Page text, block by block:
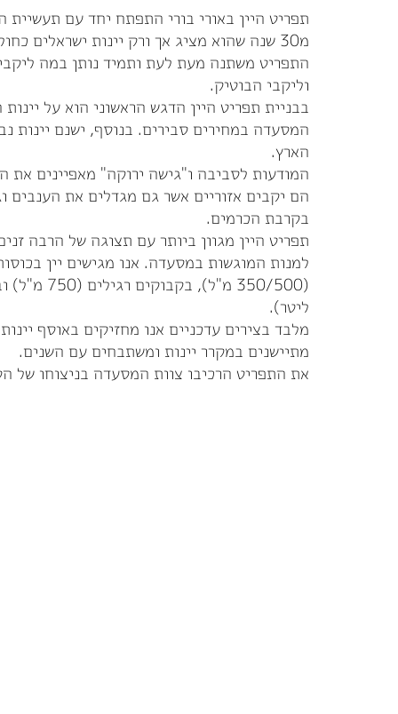
תפריט היין באורי בורי התפתח יחד עם תעשיית
מ30 שנה שהוא מציג אך ורק יינות ישראלים כחול לבן.
התפריט משתנה מעת לעת ותמיד נותן במה
וליקבי הבוטיק.
בבניית תפריט היין הדגש הראשוני הוא על
המסעדה במחירים סבירים. בנוסף, ישנם יינות
הארץ.
המודעות לסביבה ו"גישה ירוקה" מאפיינים את
הם יקבים אזוריים אשר גם מגדלים את הענבים
בקרבת הכרמים.
תפריט היין מגוון ביותר עם תצוגה של הרבה
למנות המוגשות במסעדה. אנו מגישים יין
ליטר).
מלבד בצירים עדכניים אנו מחזיקים באוסף
מתיישנים במקרר יינות ומשתבחים עם השנים.
את התפריט הרכיבו צוות המסעדה בניצוחו של